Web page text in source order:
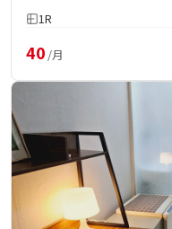
1R
40 /月